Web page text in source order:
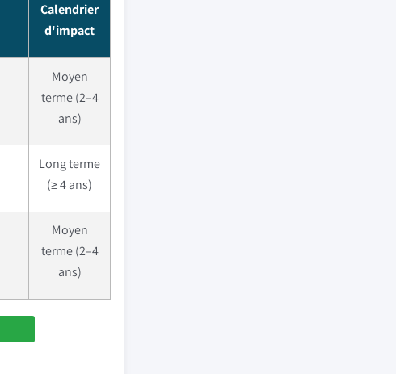
Calendrier
d'impact
Moyen
terme (2–4
ans)
Long terme
(≥ 4 ans)
Moyen
terme (2–4
ans)